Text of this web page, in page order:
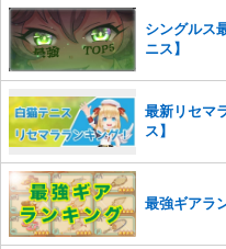
シングルス
ニス】
最新リセマ
ス】
最強ギアラ